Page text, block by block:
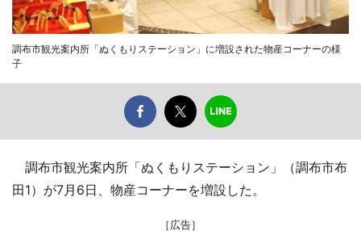
調布市観光案内所「ぬくもりステーション」に増設された物産コーナーの様
子
調布市観光案内所「ぬくもりステーション」（調布市布
田1）が7月6日、物産コーナーを増設した。
［広告］